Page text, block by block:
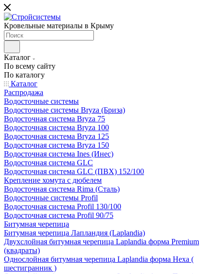
Кровельные материалы в Крыму
Каталог
По всему сайту
По каталогу
Каталог
Распродажа
Водосточные системы
Водосточные системы Bryza (Бриза)
Водосточная система Bryza 75
Водосточная система Bryza 100
Водосточная система Bryza 125
Водосточная система Bryza 150
Водосточная система Ines (Инес)
Водосточная система GLC
Водосточная система GLC (ПВХ) 152/100
Крепление хомута с дюбелем
Водосточная система Rima (Сталь)
Водосточные системы Profil
Водосточная система Profil 130/100
Водосточная система Profil 90/75
Битумная черепица
Битумная черепица Лапландия (Laplandia)
Двухслойная битумная черепица Laplandia форма Premium
(квадраты)
Однослойная битумная черепица Laplandia форма Hexa (
шестигранник )